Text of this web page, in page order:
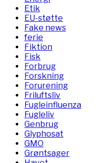
Etik
EU-støtte
Fake news
ferie
Fiktion
Fisk
Forbrug
Forskning
Forurening
Friluftsliv
Fugleinfluenza
Fugleliv
Genbrug
Glyphosat
GMO
Grøntsager